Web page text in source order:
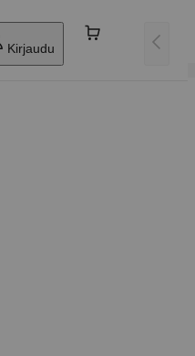
Kirjaudu